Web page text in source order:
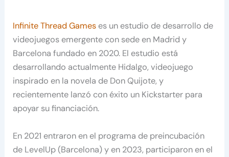
Infinite Thread Games es un estudio de desarrollo de
videojuegos emergente con sede en Madrid y
Barcelona fundado en 2020. El estudio está
desarrollando actualmente Hidalgo, videojuego
inspirado en la novela de Don Quijote, y
recientemente lanzó con éxito un Kickstarter para
apoyar su financiación.
En 2021 entraron en el programa de preincubación
de LevelUp (Barcelona) y en 2023, participaron en el